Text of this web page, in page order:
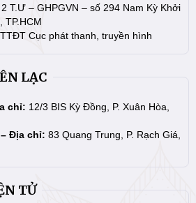
T.Ư – GHPGVN – số 294 Nam Kỳ Khởi
TP.HCM
Cục phát thanh, truyền hình
LẠC
chỉ: 12/3 BIS Kỳ Đồng, P. Xuân Hòa,
Địa chỉ: 83 Quang Trung, P. Rạch Giá,
TỬ